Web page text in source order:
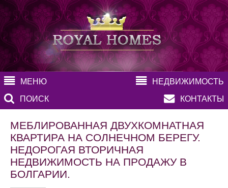
МЕНЮ
НЕДВИЖИМОСТЬ
ПОИСК
КОНТАКТЫ
МЕБЛИРОВАННАЯ ДВУХКОМНАТНАЯ
КВАРТИРА НА СОЛНЕЧНОМ БЕРЕГУ.
НЕДОРОГАЯ ВТОРИЧНАЯ
НЕДВИЖИМОСТЬ НА ПРОДАЖУ В
БОЛГАРИИ.